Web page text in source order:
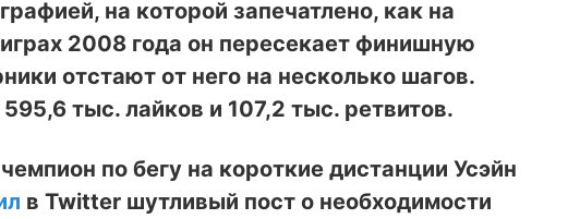
на которой запечатлено, как на
2008 года он пересекает финишную
отстают от него на несколько шагов.
тыс. лайков и 107,2 тыс. ретвитов.
по бегу на короткие дистанции Усэйн
в Twitter шутливый пост о необходимости